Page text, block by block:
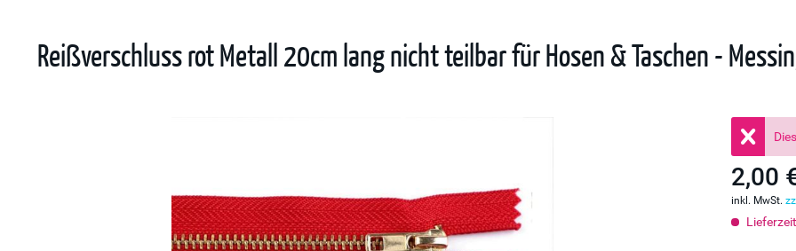
Reißverschluss rot Metall 20cm lang nicht teilbar für Hosen & Taschen -
2,00
inkl. MwSt.